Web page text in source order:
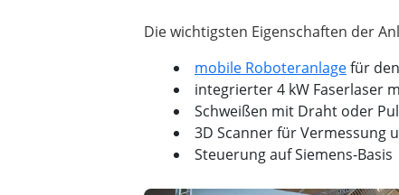
mobile Roboteranlagefür
integrierter 4 kW Faserlaser
Schweißen mit Draht oder
3D Scanner für Vermessung
Steuerung auf Siemens-Basis